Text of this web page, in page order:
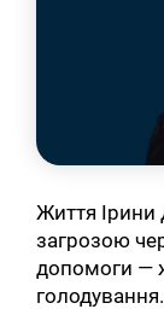
Життя Ірини
загрозою
допомоги —